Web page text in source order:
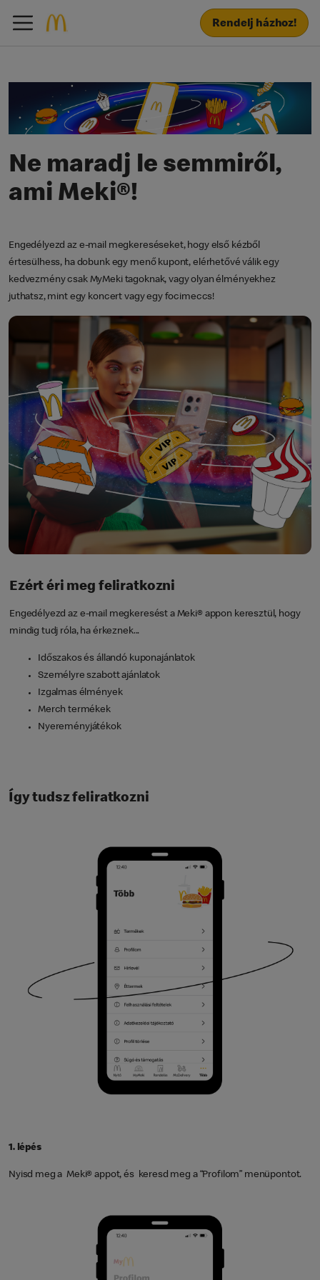
Rendelj házhoz!
Ne maradj le semmiről,
ami Meki®!
Engedélyezd az e-mail megkereséseket, hogy első kézből
értesülhess, ha dobunk egy menő kupont, elérhetővé válik egy
kedvezmény csak MyMeki tagoknak, vagy olyan élményekhez
juthatsz, mint egy koncert vagy egy focimeccs!
Ezért éri meg feliratkozni
Engedélyezd az e-mail megkeresést a Meki® appon keresztül, hogy
mindig tudj róla, ha érkeznek...
Időszakos és állandó kuponajánlatok
Személyre szabott ajánlatok
Izgalmas élmények
Merch termékek
Nyereményjátékok
Így tudsz feliratkozni
1. lépés
Nyisd meg a Meki® appot, és keresd meg a “Profilom” menüpontot.